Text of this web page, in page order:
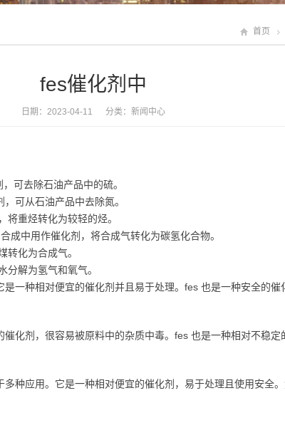
首页
fes催化剂中
日期：2023-04-11 分类： 新闻中心
可去除石油产品中的硫。
可从石油产品中去除氮。
重烃转化为较轻的烃。
中用作催化剂，将合成气转化为碳氢化合物。
转化为合成气。
分解为氢气和氧气。
一种相对便宜的催化剂并且易于处理。fes 也是一种安全的催
化剂，很容易被原料中的杂质中毒。fes 也是一种相对不稳定
种应用。它是一种相对便宜的催化剂，易于处理且使用安全